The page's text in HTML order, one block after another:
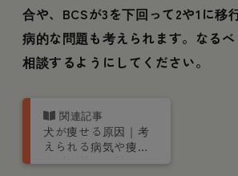
合や、BCSが3を下回って2や1に移
病的な問題も考えられます。なる
相談するようにしてください。
犬が痩せる原因｜考
えられる病気や痩せ
すぎの基準を獣医師